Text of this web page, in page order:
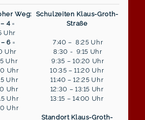
Weg:
4 =
Uhr
6 =
Uhr
Uhr
Uhr
Uhr
Uhr
Uhr
Uhr
Schulzeiten Klaus-Groth-
Straße
7:40 – 8:25 Uhr
8:30 - 9:15 Uhr
9:35 – 10:20 Uhr
10:35 – 11:20 Uhr
11:40 – 12:25 Uhr
12:30 – 13:15 Uhr
13:15 – 14:00 Uhr
Standort Klaus-Groth-